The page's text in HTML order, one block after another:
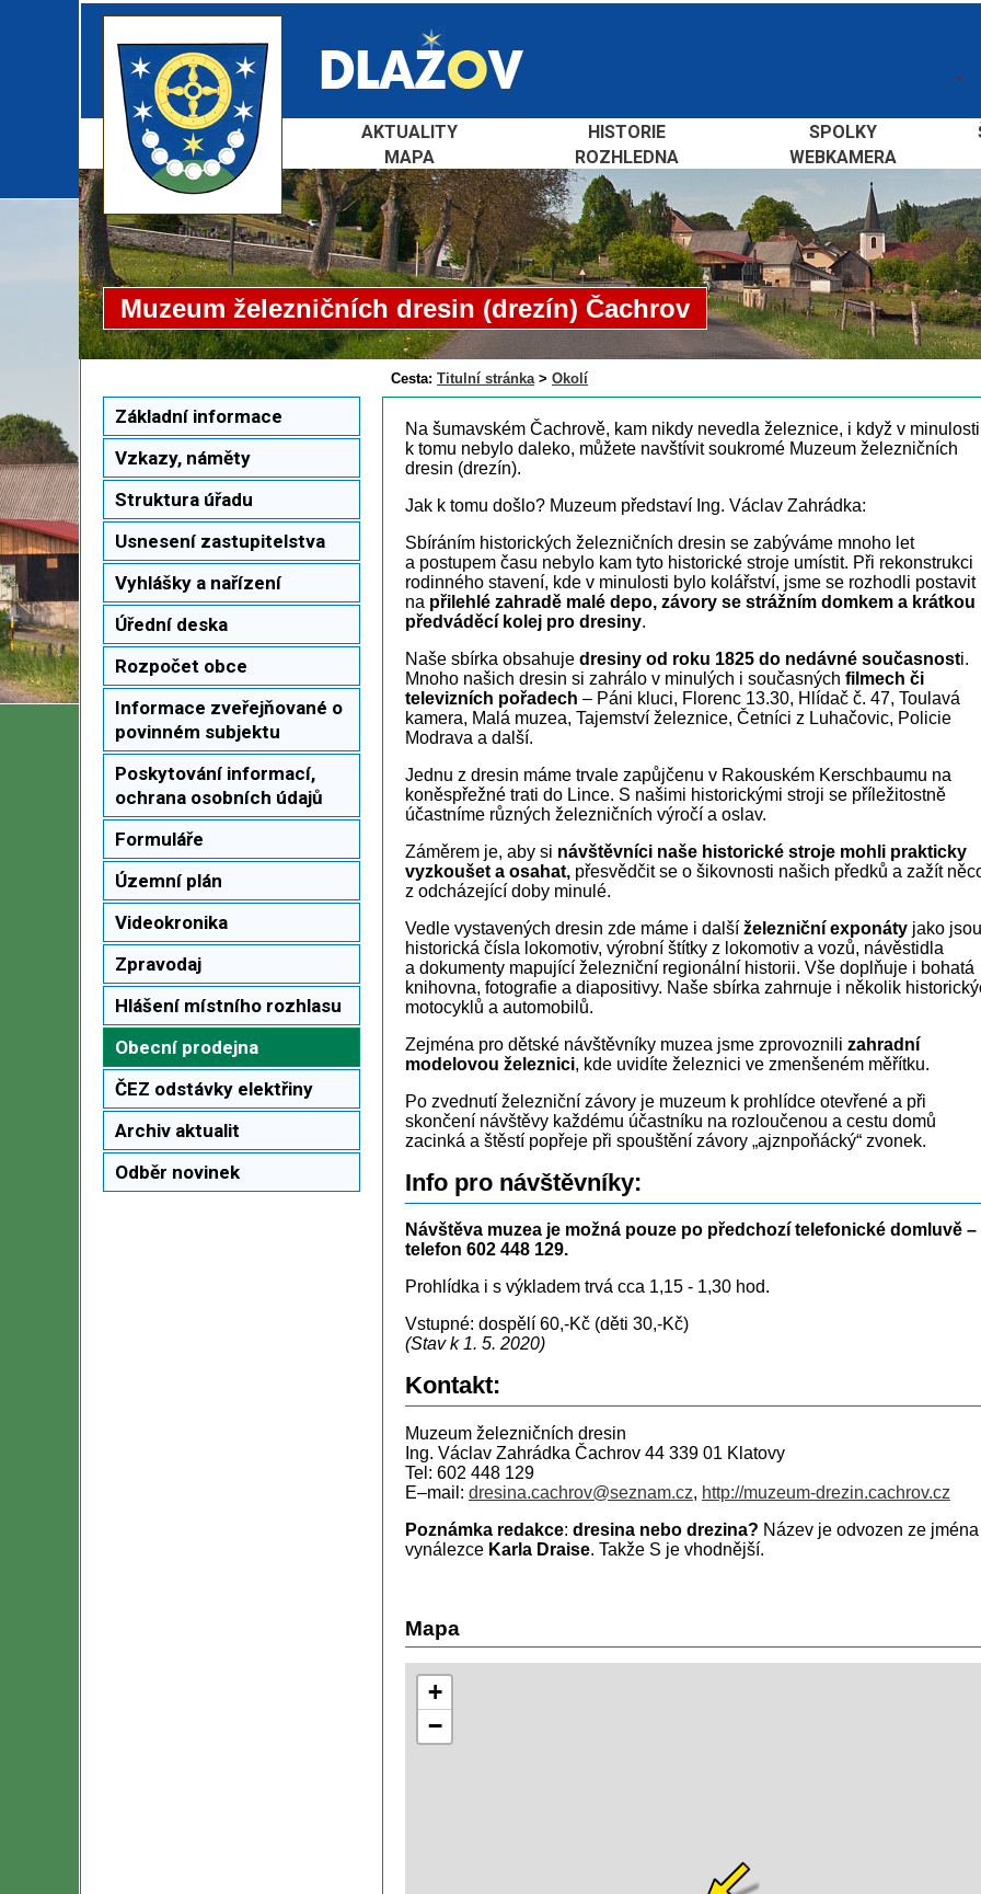
AKTUALITY HISTORIE SPOLKY
MAPA
ROZHLEDNA WEBKAMERA
Muzeum železničních dresin (drezín) Čachrov
Cesta: Titulní stránka> Okolí
Základní informace
Vzkazy, náměty
Struktura úřadu
Usnesení zastupitelstva
Vyhlášky a nařízení
Úřední deska
Rozpočet obce
Informace zveřejňované o
povinném subjektu
Poskytování informací,
ochrana osobních údajů
Formuláře
Územní plán
Videokronika
Zpravodaj
Hlášení místního rozhlasu
Obecní prodejna
ČEZ odstávky elektřiny
Archiv aktualit
Odběr novinek
Na šumavském Čachrově, kam nikdy nevedla železnice, i když v minulosti
k tomu nebylo daleko, můžete navštívit soukromé Muzeum železničních
dresin (drezín).
Jak k tomu došlo? Muzeum představí Ing. Václav Zahrádka:
Sbíráním historických železničních dresin se zabýváme mnoho let
a postupem času nebylo kam tyto historické stroje umístit. Při rekonstrukci
rodinného stavení, kde v minulosti bylo kolářství, jsme se rozhodli postavit
na přilehlé zahradě malé depo, závory se strážním domkem a krátkou
předváděcí kolej pro dresiny.
Naše sbírka obsahuje dresiny od roku 1825 do nedávné současnosti.
Mnoho našich dresin si zahrálo v minulých i současných filmech či
televizních pořadech – Páni kluci, Florenc 13.30, Hlídač č. 47, Toulavá
kamera, Malá muzea, Tajemství železnice, Četníci z Luhačovic, Policie
Modrava a další.
Jednu z dresin máme trvale zapůjčenu v Rakouském Kerschbaumu na
koněspřežné trati do Lince. S našimi historickými stroji se příležitostně
účastníme různých železničních výročí a oslav.
Záměrem je, aby si návštěvníci naše historické stroje mohli prakticky
vyzkoušet a osahat,přesvědčit se o šikovnosti našich předků a zažít
z odcházející doby minulé.
Vedle vystavených dresin zde máme i další železniční exponátyjako jsou
historická čísla lokomotiv, výrobní štítky z lokomotiv a vozů, návěstidla
a dokumenty mapující železniční regionální historii. Vše doplňuje i bohatá
knihovna, fotografie a diapositivy. Naše sbírka zahrnuje i několik
motocyklů a automobilů.
Zejména pro dětské návštěvníky muzea jsme zprovoznili zahradní
modelovou železnici, kde uvidíte železnici ve zmenšeném měřítku.
Po zvednutí železniční závory je muzeum k prohlídce otevřené a při
skončení návštěvy každému účastníku na rozloučenou a cestu domů
zacinká a štěstí popřeje při spouštění závory „ajznpoňácký“ zvonek.
Info pro návštěvníky:
Návštěva muzea je možná pouze po předchozí telefonické domluvě –
telefon 602 448 129.
Prohlídka i s výkladem trvá cca 1,15 - 1,30 hod.
Vstupné: dospělí 60,-Kč (děti 30,-Kč)
(Stav k 1. 5. 2020)
Kontakt:
Muzeum železničních dresin
Ing. Václav Zahrádka Čachrov 44 339 01 Klatovy
Tel: 602 448 129
E–mail: dresina.cachrov@seznam.cz, http://muzeum-drezin.cachrov.cz
Poznámka redakce: dresina nebo drezina? Název je odvozen ze jména
vynálezce Karla Draise. Takže S je vhodnější.
Mapa